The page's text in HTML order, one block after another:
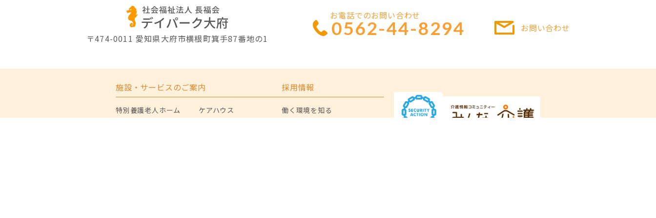
〒474-0011 愛知県大府市横根町箕手87番地の1
お電話でのお問い合わせ
0562-44-8294 お問い合わせ
施設・サービスのご案内
特別養護老人ホーム
ケアハウス
採用情報
働く環境を知る